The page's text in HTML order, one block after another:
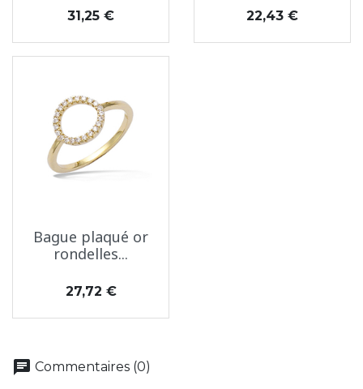
Prix
31,25 € Prix
22,43 €
Bague plaqué or
rondelles...
Prix
27,72 €
chat Commentaires (0)